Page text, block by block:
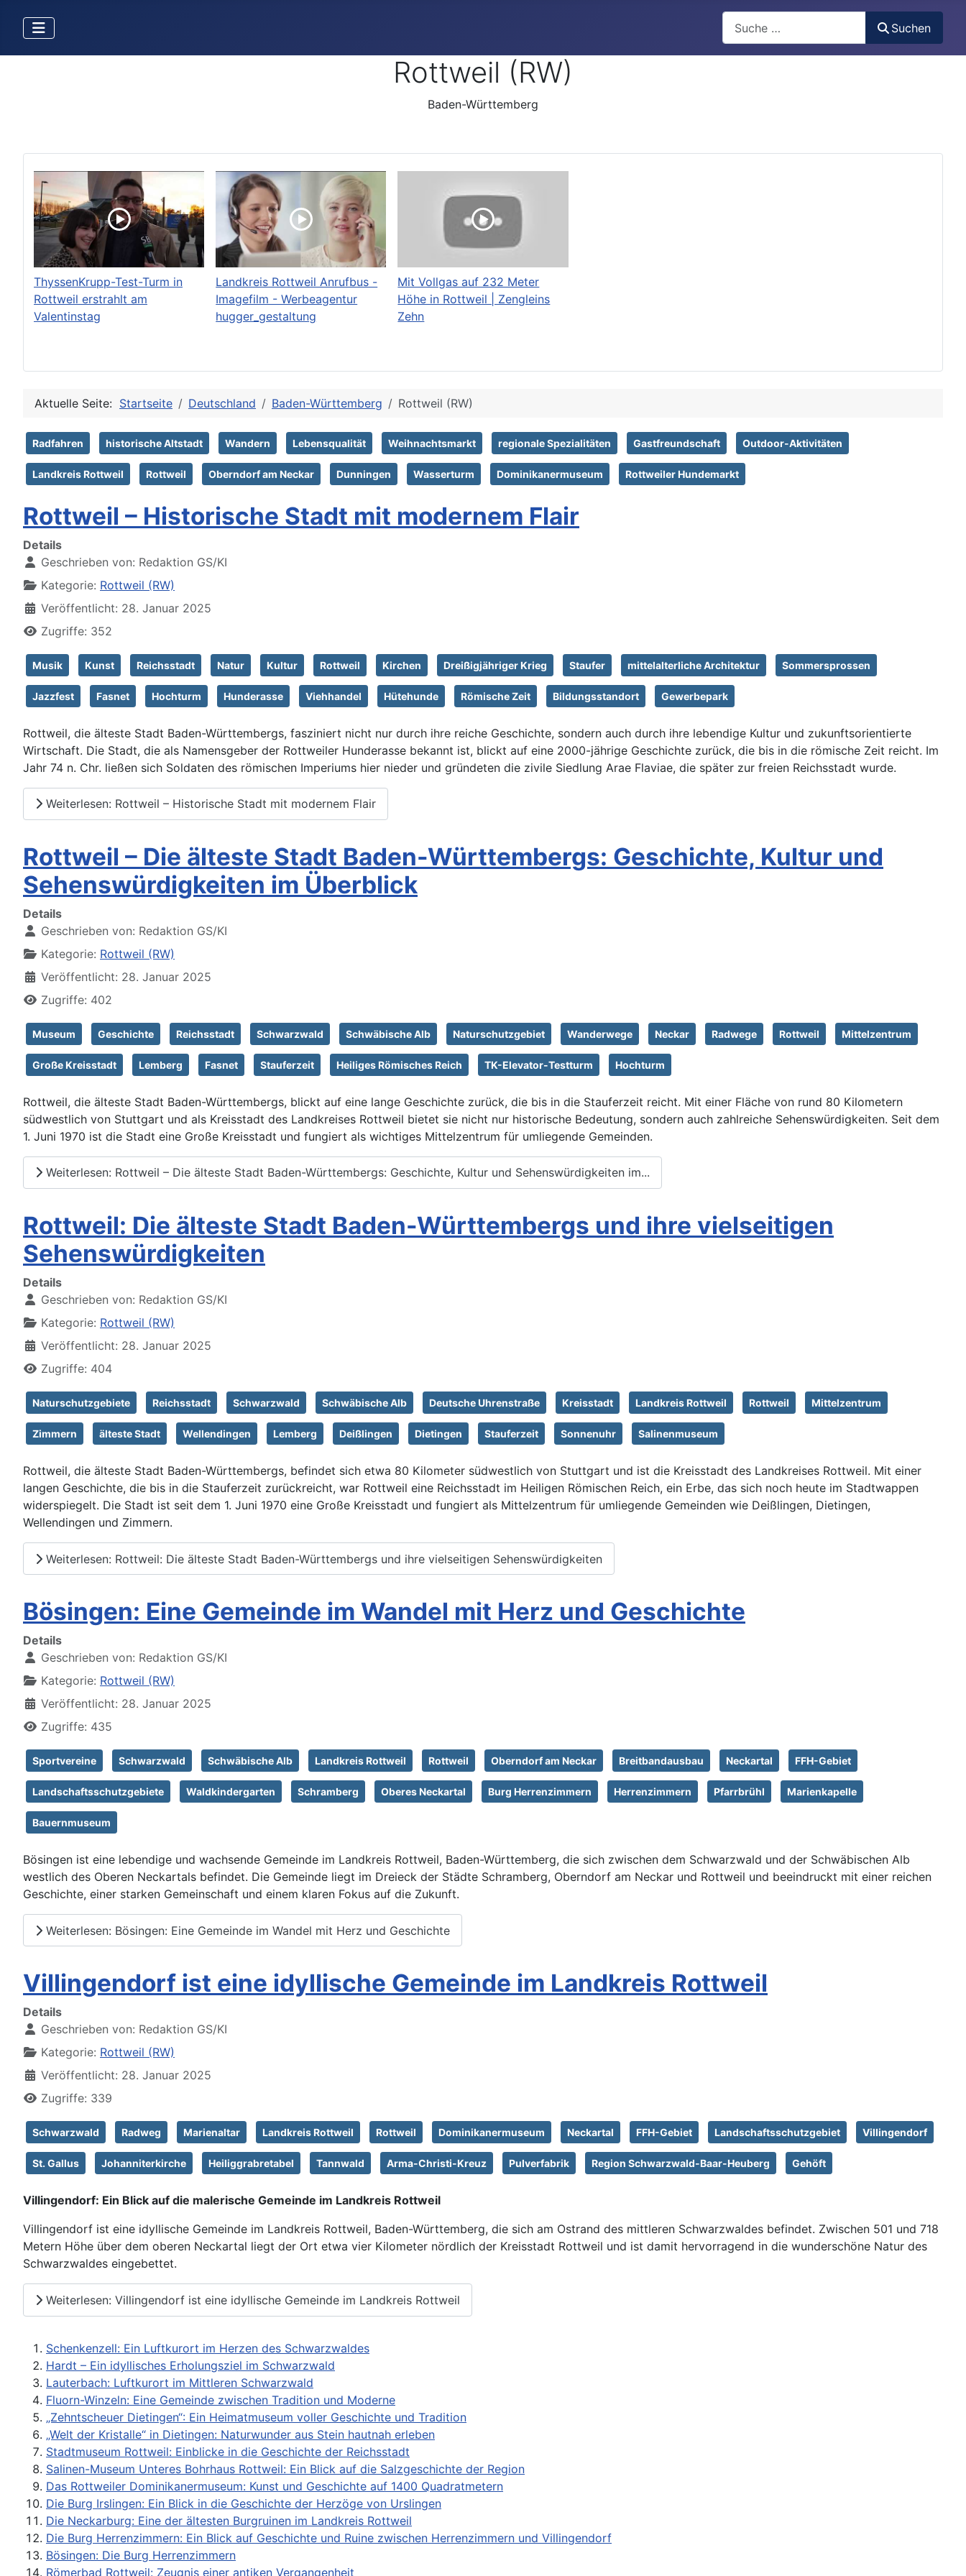
Suchen
Rottweil (RW)
Baden-Württemberg
ThyssenKrupp-Test-Turm in
Rottweil erstrahlt am
Valentinstag
Landkreis Rottweil Anrufbus -
Imagefilm - Werbeagentur
hugger_gestaltung
Mit Vollgas auf 232 Meter
Höhe in Rottweil | Zengleins
Zehn
Aktuelle Seite: Startseite Deutschland Baden-Württemberg Rottweil (RW)
Radfahren historische Altstadt Wandern Lebensqualität Weihnachtsmarkt regionale Spezialitäten Gastfreundschaft Outdoor-Aktivitäten
Landkreis Rottweil Rottweil Oberndorf am Neckar Dunningen Wasserturm Dominikanermuseum Rottweiler Hundemarkt
Rottweil – Historische Stadt mit modernem Flair
Details
Geschrieben von: Redaktion GS/KI
Kategorie: Rottweil (RW)
Veröffentlicht: 28. Januar 2025
Zugriffe: 352
Musik Kunst Reichsstadt Natur Kultur Rottweil Kirchen Dreißigjähriger Krieg Staufer mittelalterliche Architektur Sommersprossen
Jazzfest Fasnet Hochturm Hunderasse Viehhandel Hütehunde Römische Zeit Bildungsstandort Gewerbepark
Rottweil, die älteste Stadt Baden-Württembergs, fasziniert nicht nur durch ihre reiche Geschichte, sondern auch durch ihre lebendige Kultur und zukunftsorientierte
Wirtschaft. Die Stadt, die als Namensgeber der Rottweiler Hunderasse bekannt ist, blickt auf eine 2000-jährige Geschichte zurück, die bis in die römische Zeit reicht. Im
Jahr 74 n. Chr. ließen sich Soldaten des römischen Imperiums hier nieder und gründeten die zivile Siedlung Arae Flaviae, die später zur freien Reichsstadt wurde.
Weiterlesen: Rottweil – Historische Stadt mit modernem Flair
Rottweil – Die älteste Stadt Baden-Württembergs: Geschichte, Kultur und
Sehenswürdigkeiten im Überblick
Details
Geschrieben von: Redaktion GS/KI
Kategorie: Rottweil (RW)
Veröffentlicht: 28. Januar 2025
Zugriffe: 402
Museum Geschichte Reichsstadt Schwarzwald Schwäbische Alb Naturschutzgebiet Wanderwege Neckar Radwege Rottweil Mittelzentrum
Große Kreisstadt Lemberg Fasnet Stauferzeit Heiliges Römisches Reich TK-Elevator-Testturm Hochturm
Rottweil, die älteste Stadt Baden-Württembergs, blickt auf eine lange Geschichte zurück, die bis in die Stauferzeit reicht. Mit einer Fläche von rund 80 Kilometern
südwestlich von Stuttgart und als Kreisstadt des Landkreises Rottweil bietet sie nicht nur historische Bedeutung, sondern auch zahlreiche Sehenswürdigkeiten. Seit dem
1. Juni 1970 ist die Stadt eine Große Kreisstadt und fungiert als wichtiges Mittelzentrum für umliegende Gemeinden.
Weiterlesen: Rottweil – Die älteste Stadt Baden-Württembergs: Geschichte, Kultur und Sehenswürdigkeiten im...
Rottweil: Die älteste Stadt Baden-Württembergs und ihre vielseitigen
Sehenswürdigkeiten
Details
Geschrieben von: Redaktion GS/KI
Kategorie: Rottweil (RW)
Veröffentlicht: 28. Januar 2025
Zugriffe: 404
Naturschutzgebiete Reichsstadt Schwarzwald Schwäbische Alb Deutsche Uhrenstraße Kreisstadt Landkreis Rottweil Rottweil Mittelzentrum
Zimmern älteste Stadt Wellendingen Lemberg Deißlingen Dietingen Stauferzeit Sonnenuhr Salinenmuseum
Rottweil, die älteste Stadt Baden-Württembergs, befindet sich etwa 80 Kilometer südwestlich von Stuttgart und ist die Kreisstadt des Landkreises Rottweil. Mit einer
langen Geschichte, die bis in die Stauferzeit zurückreicht, war Rottweil eine Reichsstadt im Heiligen Römischen Reich, ein Erbe, das sich noch heute im Stadtwappen
widerspiegelt. Die Stadt ist seit dem 1. Juni 1970 eine Große Kreisstadt und fungiert als Mittelzentrum für umliegende Gemeinden wie Deißlingen, Dietingen,
Wellendingen und Zimmern.
Weiterlesen: Rottweil: Die älteste Stadt Baden-Württembergs und ihre vielseitigen Sehenswürdigkeiten
Bösingen: Eine Gemeinde im Wandel mit Herz und Geschichte
Details
Geschrieben von: Redaktion GS/KI
Kategorie: Rottweil (RW)
Veröffentlicht: 28. Januar 2025
Zugriffe: 435
Sportvereine Schwarzwald Schwäbische Alb Landkreis Rottweil Rottweil Oberndorf am Neckar Breitbandausbau Neckartal FFH-Gebiet
Landschaftsschutzgebiete Waldkindergarten Schramberg Oberes Neckartal Burg Herrenzimmern Herrenzimmern Pfarrbrühl Marienkapelle
Bauernmuseum
Bösingen ist eine lebendige und wachsende Gemeinde im Landkreis Rottweil, Baden-Württemberg, die sich zwischen dem Schwarzwald und der Schwäbischen Alb
westlich des Oberen Neckartals befindet. Die Gemeinde liegt im Dreieck der Städte Schramberg, Oberndorf am Neckar und Rottweil und beeindruckt mit einer reichen
Geschichte, einer starken Gemeinschaft und einem klaren Fokus auf die Zukunft.
Weiterlesen: Bösingen: Eine Gemeinde im Wandel mit Herz und Geschichte
Villingendorf ist eine idyllische Gemeinde im Landkreis Rottweil
Details
Geschrieben von: Redaktion GS/KI
Kategorie: Rottweil (RW)
Veröffentlicht: 28. Januar 2025
Zugriffe: 339
Schwarzwald Radweg Marienaltar Landkreis Rottweil Rottweil Dominikanermuseum Neckartal FFH-Gebiet Landschaftsschutzgebiet Villingendorf
St. Gallus Johanniterkirche Heiliggrabretabel Tannwald Arma-Christi-Kreuz Pulverfabrik Region Schwarzwald-Baar-Heuberg Gehöft
Villingendorf: Ein Blick auf die malerische Gemeinde im Landkreis Rottweil
Villingendorf ist eine idyllische Gemeinde im Landkreis Rottweil, Baden-Württemberg, die sich am Ostrand des mittleren Schwarzwaldes befindet. Zwischen 501 und 718
Metern Höhe über dem oberen Neckartal liegt der Ort etwa vier Kilometer nördlich der Kreisstadt Rottweil und ist damit hervorragend in die wunderschöne Natur des
Schwarzwaldes eingebettet.
Weiterlesen: Villingendorf ist eine idyllische Gemeinde im Landkreis Rottweil
Schenkenzell: Ein Luftkurort im Herzen des Schwarzwaldes
Hardt – Ein idyllisches Erholungsziel im Schwarzwald
Lauterbach: Luftkurort im Mittleren Schwarzwald
Fluorn-Winzeln: Eine Gemeinde zwischen Tradition und Moderne
„Zehntscheuer Dietingen“: Ein Heimatmuseum voller Geschichte und Tradition
„Welt der Kristalle“ in Dietingen: Naturwunder aus Stein hautnah erleben
Stadtmuseum Rottweil: Einblicke in die Geschichte der Reichsstadt
Salinen-Museum Unteres Bohrhaus Rottweil: Ein Blick auf die Salzgeschichte der Region
Das Rottweiler Dominikanermuseum: Kunst und Geschichte auf 1400 Quadratmetern
Die Burg Irslingen: Ein Blick in die Geschichte der Herzöge von Urslingen
Die Neckarburg: Eine der ältesten Burgruinen im Landkreis Rottweil
Die Burg Herrenzimmern: Ein Blick auf Geschichte und Ruine zwischen Herrenzimmern und Villingendorf
Bösingen: Die Burg Herrenzimmern
Römerbad Rottweil: Zeugnis einer antiken Vergangenheit